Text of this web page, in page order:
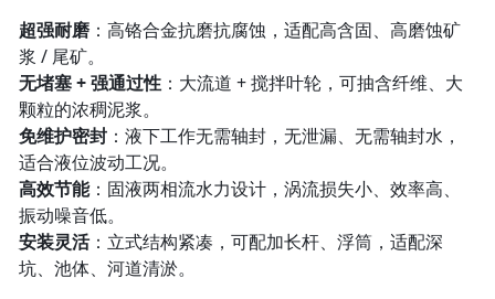
超强耐磨：高铬合金抗磨抗腐蚀，适配高含固、高磨蚀矿
浆 / 尾矿。
无堵塞 + 强通过性：大流道 + 搅拌叶轮，可抽含纤维、大
颗粒的浓稠泥浆。
免维护密封：液下工作无需轴封，无泄漏、无需轴封水，
适合液位波动工况。
高效节能：固液两相流水力设计，涡流损失小、效率高、
振动噪音低。
安装灵活：立式结构紧凑，可配加长杆、浮筒，适配深
坑、池体、河道清淤。